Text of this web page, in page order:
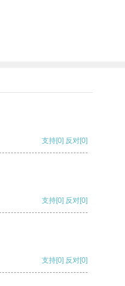
支持[0] 反对[0]
支持[0] 反对[0]
支持[0] 反对[0]